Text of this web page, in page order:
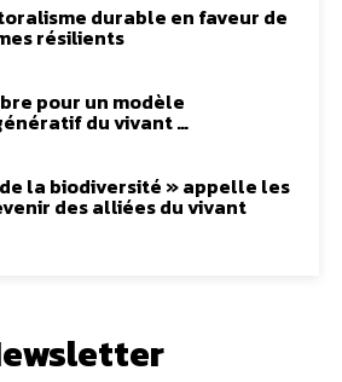
durable en faveur de
résilients
pour un modèle
du vivant …
de la biodiversité » appelle les
des alliées du vivant